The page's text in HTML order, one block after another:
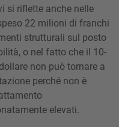
si riflette anche nelle
22 milioni di franchi
strutturali sul posto
o nel fatto che il 10-
non può tornare a
perché non è
elevati.